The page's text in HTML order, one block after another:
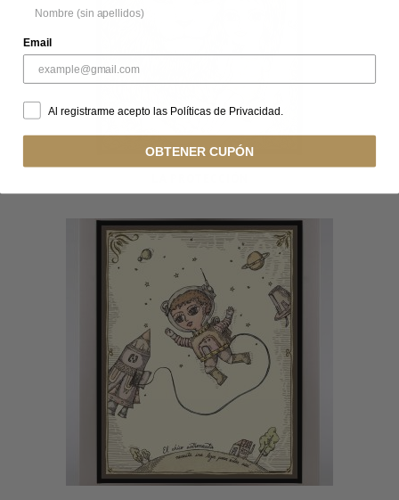
Email
Al registrarme acepto las Políticas de Privacidad.
OBTENER CUPÓN